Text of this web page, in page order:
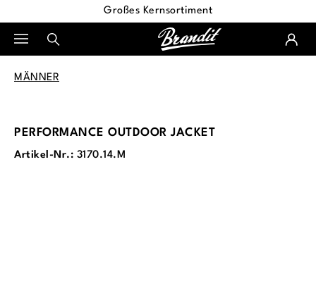
Großes Kernsortiment
MÄNNER
PERFORMANCE OUTDOOR JACKET
Artikel-Nr.: 3170.14.M